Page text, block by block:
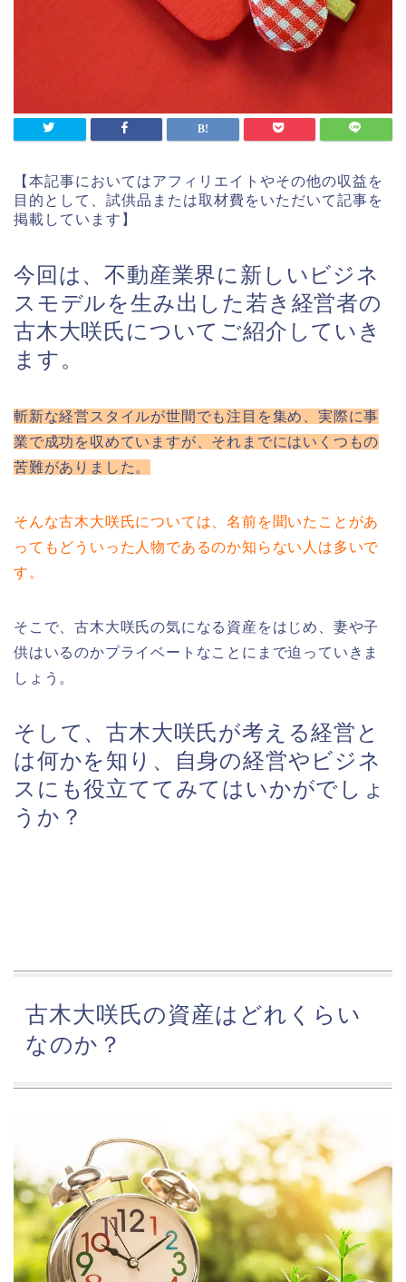
【本記事においてはアフィリエイトやその他の収益を
目的として、試供品または取材費をいただいて記事を
掲載しています】
今回は、不動産業界に新しいビジネ
スモデルを生み出した若き経営者の
古木大咲氏についてご紹介していき
ます。
斬新な経営スタイルが世間でも注目を集め、実際に事
業で成功を収めていますが、それまでにはいくつもの
苦難がありました。
そんな古木大咲氏については、名前を聞いたことがあ
ってもどういった人物であるのか知らない人は多いで
す。
そこで、古木大咲氏の気になる資産をはじめ、妻や子
供はいるのかプライベートなことにまで迫っていきま
しょう。
そして、古木大咲氏が考える経営と
は何かを知り、自身の経営やビジネ
スにも役立ててみてはいかがでしょ
うか？
古木大咲氏の資産はどれくらい
なのか？